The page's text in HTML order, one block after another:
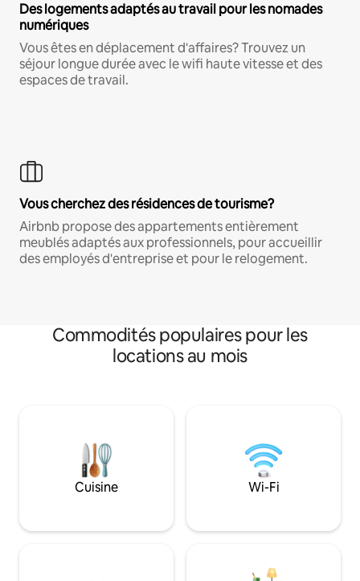
Des logements adaptés au travail pour les nomades
numériques
Vous êtes en déplacement d'affaires? Trouvez un
séjour longue durée avec le wifi haute vitesse et des
espaces de travail.
Vous cherchez des résidences de tourisme?
Airbnb propose des appartements entièrement
meublés adaptés aux professionnels, pour accueillir
des employés d'entreprise et pour le relogement.
Commodités populaires pour les
locations au mois
Cuisine Wi-Fi